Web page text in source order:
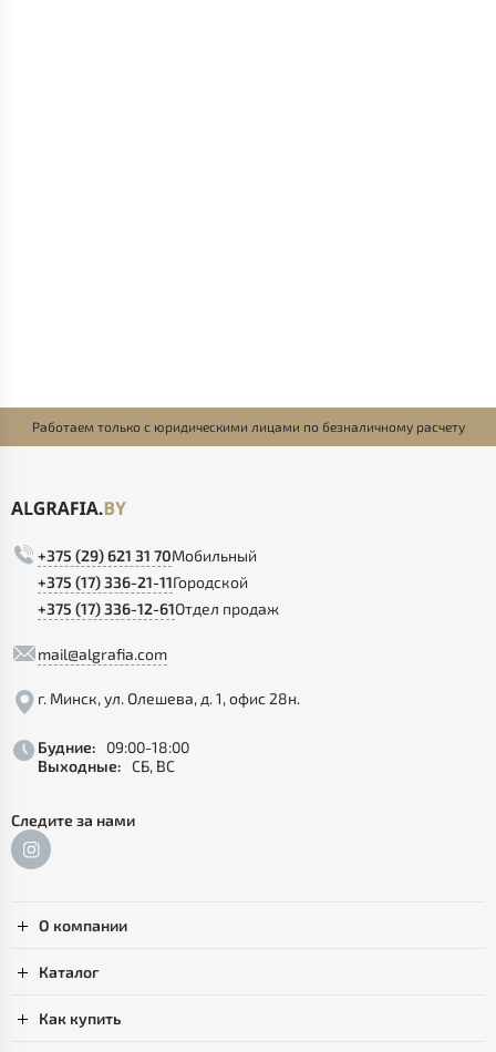
Работаем только с юридическими лицами по безналичному расчету
+375 (29) 621 31 70Мобильный
+375 (17) 336-21-11Городской
+375 (17) 336-12-61Отдел продаж
mail@algrafia.com
г. Минск, ул. Олешева, д. 1, офис 28н.
Будние:
09:00-18:00
Выходные: СБ, ВС
Следите за нами
О компании
Каталог
Как купить